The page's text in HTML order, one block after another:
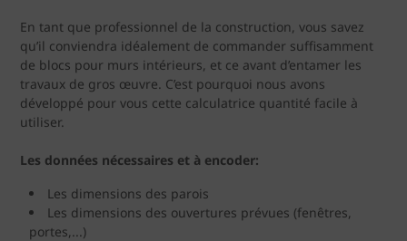
En tant que professionnel de la construction, vous savez
qu’il conviendra idéalement de commander suffisamment
de blocs pour murs intérieurs, et ce avant d’entamer les
travaux de gros œuvre. C’est pourquoi nous avons
développé pour vous cette calculatrice quantité facile à
utiliser.
Les données nécessaires et à encoder:
Les dimensions des parois
Les dimensions des ouvertures prévues (fenêtres,
portes,...)